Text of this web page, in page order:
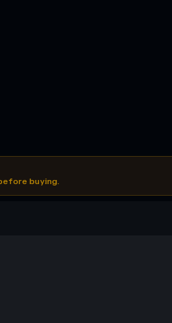
buying.